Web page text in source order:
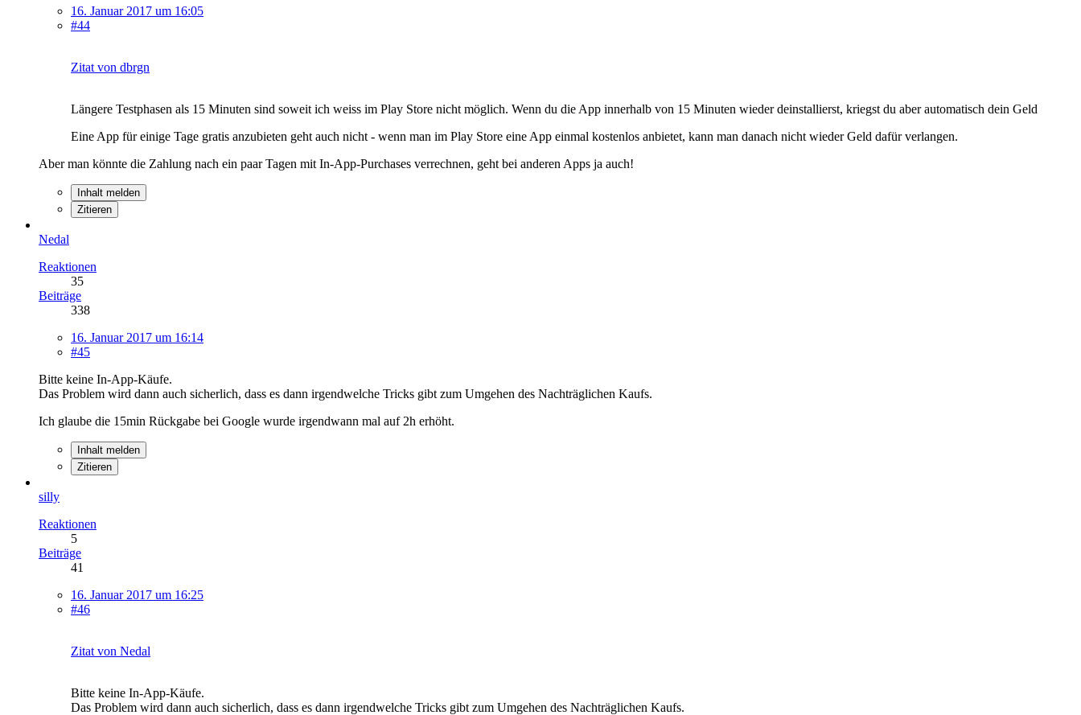
16. Januar 2017 um 16:05
#44
Zitat von dbrgn
Längere Testphasen als 15 Minuten sind soweit ich weiss im Play Store nicht möglich. Wenn du die App innerhalb von 15 Minuten wieder deinstallierst, kriegst du aber automatisch dein Geld
Eine App für einige Tage gratis anzubieten geht auch nicht - wenn man im Play Store eine App einmal kostenlos anbietet, kann man danach nicht wieder Geld dafür verlangen.
Aber man könnte die Zahlung nach ein paar Tagen mit In-App-Purchases verrechnen, geht bei anderen Apps ja auch!
Inhalt melden
Zitieren
Nedal
Reaktionen
35
Beiträge
338
16. Januar 2017 um 16:14
#45
Bitte keine In-App-Käufe.
Das Problem wird dann auch sicherlich, dass es dann irgendwelche Tricks gibt zum Umgehen des Nachträglichen Kaufs.
Ich glaube die 15min Rückgabe bei Google wurde irgendwann mal auf 2h erhöht.
Inhalt melden
Zitieren
silly
Reaktionen
5
Beiträge
41
16. Januar 2017 um 16:25
#46
Zitat von Nedal
Bitte keine In-App-Käufe.
Das Problem wird dann auch sicherlich, dass es dann irgendwelche Tricks gibt zum Umgehen des Nachträglichen Kaufs.